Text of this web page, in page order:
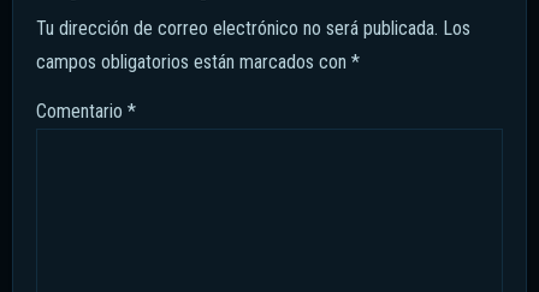
Tu dirección de correo electrónico no será publicada. Los
campos obligatorios están marcados con*
Comentario*